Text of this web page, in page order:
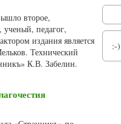
второе,
педагог,
издания является
Технический
К.В. Забелин.
:-)